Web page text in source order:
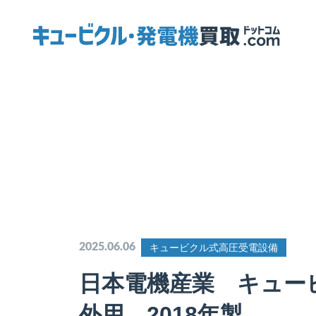
2025.06.06 キュービクル式高圧受電設備
日本電機産業 キュ